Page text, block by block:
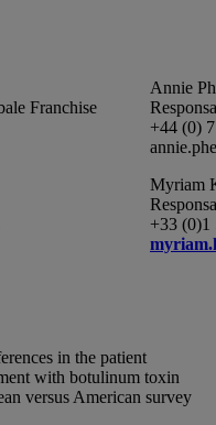
Franchise
Annie
+44 (0)
Myriam
+33 (0)1
in the patient
with botulinum toxin
versus American survey